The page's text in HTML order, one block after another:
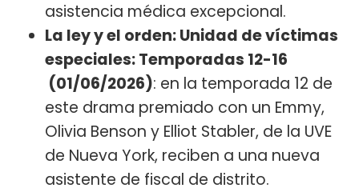
asistencia médica excepcional.
La ley y el orden: Unidad de víctimas
especiales: Temporadas 12-16
(01/06/2026): en la temporada 12 de
este drama premiado con un Emmy,
Olivia Benson y Elliot Stabler, de la UVE
de Nueva York, reciben a una nueva
asistente de fiscal de distrito.